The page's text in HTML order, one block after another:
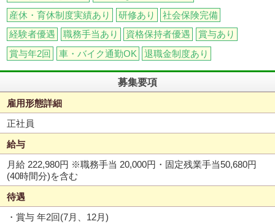
産休・育休制度実績あり
研修あり
社会保険完備
経験者優遇
職務手当あり 資格保持者優遇
賞与あり
賞与年2回
車・バイク通勤OK 退職金制度あり
募集要項
雇用形態詳細
正社員
給与
月給 222,980円 ※職務手当 20,000円・固定残業手当50,680円
(40時間分)を含む
待遇
・賞与 年2回(7月、12月)